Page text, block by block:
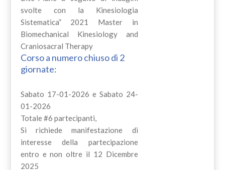
svolte con la Kinesiologia
Sistematica” 2021 Master in
Biomechanical Kinesiology and
Craniosacral Therapy
Corso a numero chiuso di 2
giornate:
Sabato 17-01-2026 e Sabato 24-
01-2026
Totale #6 partecipanti,
Si richiede manifestazione di
interesse della partecipazione
entro e non oltre il 12 Dicembre
2025